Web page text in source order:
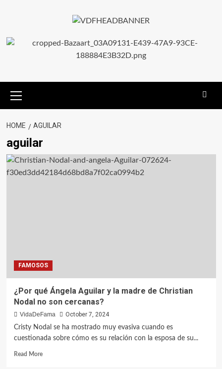
HOME AGUILAR
aguilar
FAMOSOS
¿Por qué Ángela Aguilar y la madre de Christian
Nodal no son cercanas?
VidaDeFama
October 7, 2024
Cristy Nodal se ha mostrado muy evasiva cuando es
cuestionada sobre cómo es su relación con la esposa de su...
Read More